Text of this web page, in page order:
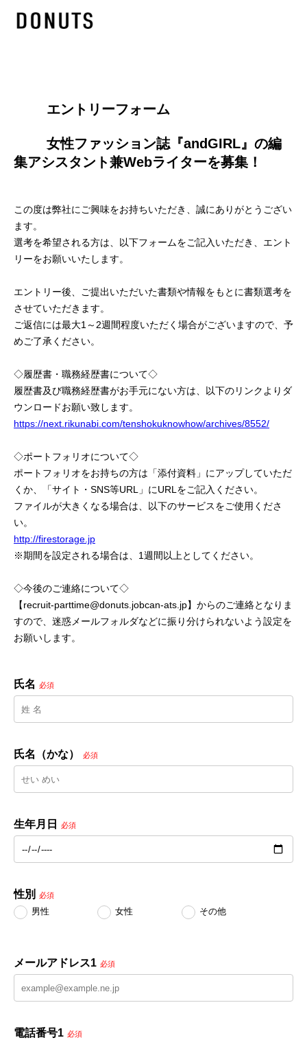
        エントリーフォーム
集アシスタント兼Webライターを募集！
この度は弊社にご興味をお持ちいただき、誠にありがとうござい
ます。
選考を希望される方は、以下フォームをご記入いただき、エント
リーをお願いいたします。
エントリー後、ご提出いただいた書類や情報をもとに書類選考を
させていただきます。
ご返信には最大1～2週間程度いただく場合がございますので、予
めご了承ください。
◇履歴書・職務経歴書について◇
履歴書及び職務経歴書がお手元にない方は、以下のリンクよりダ
ウンロードお願い致します。
https://next.rikunabi.com/tenshokuknowhow/archives/8552/
◇ポートフォリオについて◇
ポートフォリオをお持ちの方は「添付資料」にアップしていただ
くか、「サイト・SNS等URL」にURLをご記入ください。
ファイルが大きくなる場合は、以下のサービスをご使用くださ
い。
http://firestorage.jp
※期間を設定される場合は、1週間以上としてください。
◇今後のご連絡について◇
【recruit-parttime@donuts.jobcan-ats.jp】からのご連絡となりま
すので、迷惑メールフォルダなどに振り分けられないよう設定を
お願いします。
氏名 必須
氏名（かな） 必須
生年月日 必須
性別 必須
男性 女性 その他
メールアドレス1 必須
電話番号1 必須